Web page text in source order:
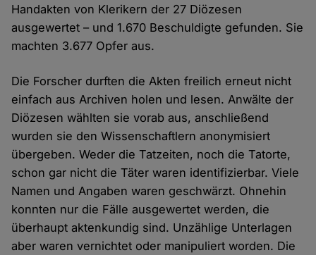
Handakten von Klerikern der 27 Diözesen
ausgewertet – und 1.670 Beschuldigte gefunden. Sie
machten 3.677 Opfer aus.
Die Forscher durften die Akten freilich erneut nicht
einfach aus Archiven holen und lesen. Anwälte der
Diözesen wählten sie vorab aus, anschließend
wurden sie den Wissenschaftlern anonymisiert
übergeben. Weder die Tatzeiten, noch die Tatorte,
schon gar nicht die Täter waren identifizierbar. Viele
Namen und Angaben waren geschwärzt. Ohnehin
konnten nur die Fälle ausgewertet werden, die
überhaupt aktenkundig sind. Unzählige Unterlagen
aber waren vernichtet oder manipuliert worden. Die